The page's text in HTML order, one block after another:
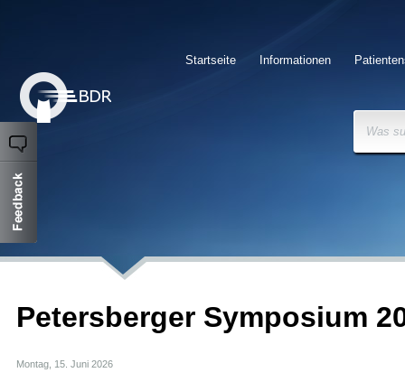
Informationen
Startseite
Was
Petersberger Symposium
Montag, 15. Juni 2026